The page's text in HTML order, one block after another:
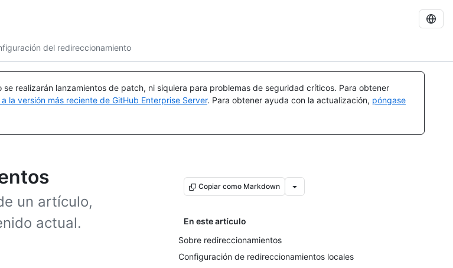
del redireccionamiento
se realizarán lanzamientos de patch, ni siquiera para problemas de seguridad críticos. Para obtener
la versión más reciente de GitHub Enterprise Server. Para obtener ayuda con la actualización, póngase
un artículo,
actual.
Copiar como Markdown
En este artículo
Sobre redireccionamientos
Configuración de redireccionamientos locales